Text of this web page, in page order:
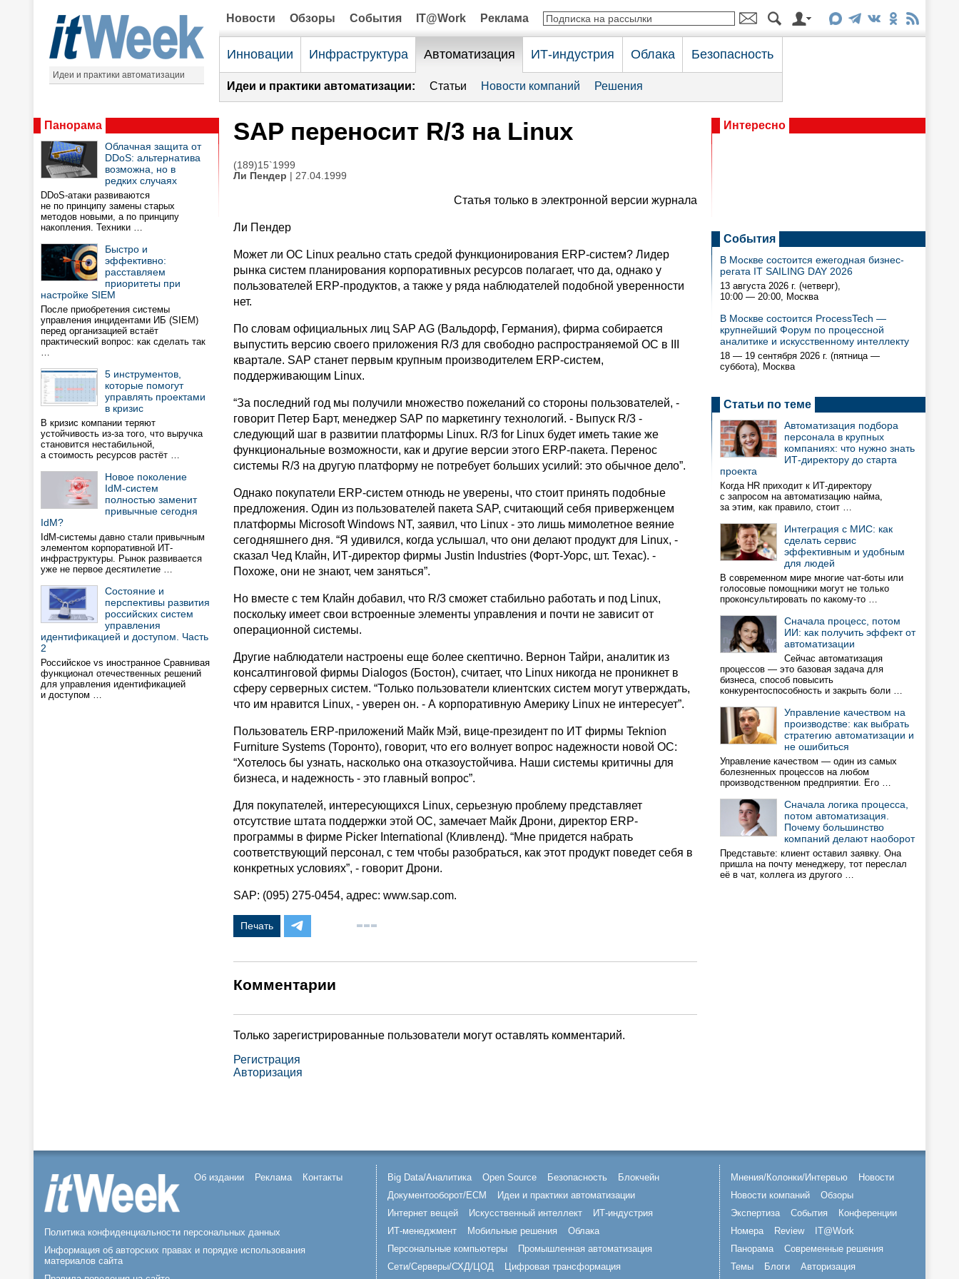
Идеи и практики автоматизации
Новости Обзоры События IT@Work Реклама
Инновации Инфраструктура Автоматизация ИТ-индустрия Облака Безопасность
Идеи и практики автоматизации: Статьи Новости компаний Решения
Панорама
Облачная защита от
DDoS: альтернатива
возможна, но в
редких случаях
DDoS-атаки развиваются
не по принципу замены старых
методов новыми, а по принципу
накопления. Техники …
Быстро и
эффективно:
расставляем
приоритеты при
настройке SIEM
После приобретения системы
управления инцидентами ИБ (SIEM)
перед организацией встаёт
практический вопрос: как сделать так
…
5 инструментов,
которые помогут
управлять проектами
в кризис
В кризис компании теряют
устойчивость из-за того, что выручка
становится нестабильной,
а стоимость ресурсов растёт …
Новое поколение
IdM-систем
полностью заменит
привычные сегодня
IdM?
IdM-системы давно стали привычным
элементом корпоративной ИТ-
инфраструктуры. Рынок развивается
уже не первое десятилетие …
Состояние и
перспективы развития
российских систем
управления
идентификацией и доступом. Часть
2
Российское vs иностранное Сравнивая
функционал отечественных решений
для управления идентификацией
и доступом …
SAP переносит R/3 на Linux
(189)15`1999
Ли Пендер | 27.04.1999
Статья только в электронной версии журнала
Ли Пендер
Может ли ОС Linux реально стать средой функционирования ERP-систем? Лидер
рынка систем планирования корпоративных ресурсов полагает, что да, однако у
пользователей ERP-продуктов, а также у ряда наблюдателей подобной уверенности
нет.
По словам официальных лиц SAP AG (Вальдорф, Германия), фирма собирается
выпустить версию своего приложения R/3 для свободно распространяемой ОС в III
квартале. SAP станет первым крупным производителем ERP-систем,
поддерживающим Linux.
“За последний год мы получили множество пожеланий со стороны пользователей, -
говорит Петер Барт, менеджер SAP по маркетингу технологий. - Выпуск R/3 -
следующий шаг в развитии платформы Linux. R/3 for Linux будет иметь такие же
функциональные возможности, как и другие версии этого ERP-пакета. Перенос
системы R/3 на другую платформу не потребует больших усилий: это обычное дело”.
Однако покупатели ERP-систем отнюдь не уверены, что стоит принять подобные
предложения. Один из пользователей пакета SAP, считающий себя приверженцем
платформы Microsoft Windows NT, заявил, что Linux - это лишь мимолетное веяние
сегодняшнего дня. “Я удивился, когда услышал, что они делают продукт для Linux, -
сказал Чед Клайн, ИТ-директор фирмы Justin Industries (Форт-Уорс, шт. Техас). -
Похоже, они не знают, чем заняться”.
Но вместе с тем Клайн добавил, что R/3 сможет стабильно работать и под Linux,
поскольку имеет свои встроенные элементы управления и почти не зависит от
операционной системы.
Другие наблюдатели настроены еще более скептично. Вернон Тайри, аналитик из
консалтинговой фирмы Dialogos (Бостон), считает, что Linux никогда не проникнет в
сферу серверных систем. “Только пользователи клиентских систем могут утверждать,
что им нравится Linux, - уверен он. - А корпоративную Америку Linux не интересует”.
Пользователь ERP-приложений Майк Мэй, вице-президент по ИТ фирмы Teknion
Furniture Systems (Торонто), говорит, что его волнует вопрос надежности новой ОС:
“Хотелось бы узнать, насколько она отказоустойчива. Наши системы критичны для
бизнеса, и надежность - это главный вопрос”.
Для покупателей, интересующихся Linux, серьезную проблему представляет
отсутствие штата поддержки этой ОС, замечает Майк Дрони, директор ERP-
программы в фирме Picker International (Кливленд). “Мне придется набрать
соответствующий персонал, с тем чтобы разобраться, как этот продукт поведет себя в
конкретных условиях”, - говорит Дрони.
SAP: (095) 275-0454, адрес: www.sap.com.
Печать
Комментарии
Только зарегистрированные пользователи могут оставлять комментарий.
Регистрация
Авторизация
Интересно
События
В Москве состоится ежегодная бизнес-
регата IT SAILING DAY 2026
13 августа 2026 г. (четверг),
10:00 — 20:00, Москва
В Москве состоится ProcessTech —
крупнейший Форум по процессной
аналитике и искусственному интеллекту
18 — 19 сентября 2026 г. (пятница —
суббота), Москва
Статьи по теме
Автоматизация подбора
персонала в крупных
компаниях: что нужно знать
ИТ-директору до старта
проекта
Когда HR приходит к ИТ-директору
с запросом на автоматизацию найма,
за этим, как правило, стоит …
Интеграция с МИС: как
сделать сервис
эффективным и удобным
для людей
В современном мире многие чат-боты или
голосовые помощники могут не только
проконсультировать по какому-то …
Сначала процесс, потом
ИИ: как получить эффект от
автоматизации
Сейчас автоматизация
процессов — это базовая задача для
бизнеса, способ повысить
конкурентоспособность и закрыть боли …
Управление качеством на
производстве: как выбрать
стратегию автоматизации и
не ошибиться
Управление качеством — один из самых
болезненных процессов на любом
производственном предприятии. Его …
Сначала логика процесса,
потом автоматизация.
Почему большинство
компаний делают наоборот
Представьте: клиент оставил заявку. Она
пришла на почту менеджеру, тот переслал
её в чат, коллега из другого …
Об издании Реклама Контакты
Политика конфиденциальности персональных данных
Информация об авторских правах и порядке использования
материалов сайта
Big Data/Аналитика Open Source Безопасность
Блокчейн
Документооборот/ECM
Идеи и практики автоматизации
Интернет вещей
Искусственный интеллект
ИТ-индустрия
ИТ-менеджмент
Мобильные решения
Облака
Персональные компьютеры
Промышленная автоматизация
Сети/Серверы/СХД/ЦОД
Цифровая трансформация
Мнения/Колонки/Интервью
Новости
Новости компаний
Обзоры
Экспертиза
События
Конференции
Номера
Review
IT@Work
Панорама
Современные решения
Темы
Блоги Авторизация